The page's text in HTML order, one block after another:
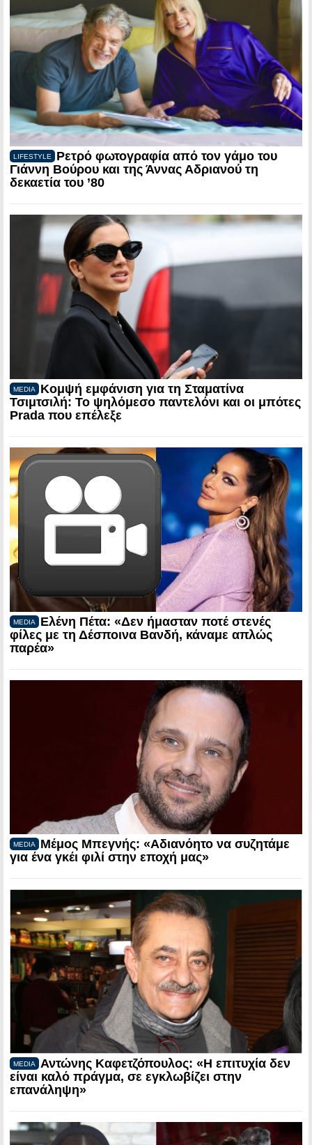
LIFESTYLE
Ρετρό φωτογραφία από τον γάμο του
Γιάννη Βούρου και της Άννας Αδριανού τη
δεκαετία του ’80
MEDIA
Κομψή εμφάνιση για τη Σταματίνα
Τσιμτσιλή: Το ψηλόμεσο παντελόνι και οι μπότες
Prada που επέλεξε
MEDIA
Ελένη Πέτα: «Δεν ήμασταν ποτέ στενές
φίλες με τη Δέσποινα Βανδή, κάναμε απλώς
παρέα»
MEDIA
Μέμος Μπεγνής: «Αδιανόητο να συζητάμε
για ένα γκέι φιλί στην εποχή μας»
MEDIA
Αντώνης Καφετζόπουλος: «Η επιτυχία δεν
είναι καλό πράγμα, σε εγκλωβίζει στην
επανάληψη»